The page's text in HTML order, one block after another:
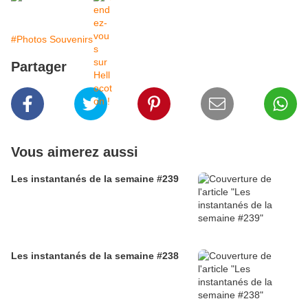
#Photos Souvenirs
Partager
Vous aimerez aussi
Les instantanés de la semaine #239
Les instantanés de la semaine #238